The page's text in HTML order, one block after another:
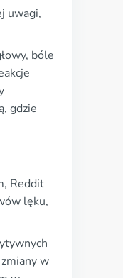
uwagi,
bóle
gdzie
Reddit
lęku,
w